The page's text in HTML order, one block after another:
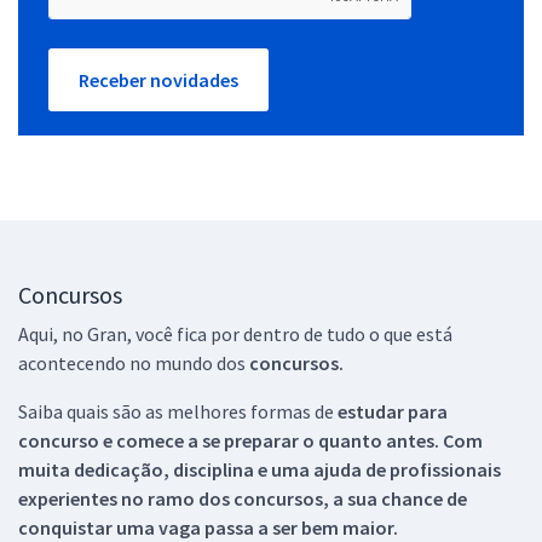
Receber novidades
Concursos
Aqui, no Gran, você fica por dentro de tudo o que está
acontecendo no mundo dos concursos.
Saiba quais são as melhores formas de estudar para
concurso e comece a se preparar o quanto antes. Com
muita dedicação, disciplina e uma ajuda de profissionais
experientes no ramo dos concursos, a sua chance de
conquistar uma vaga passa a ser bem maior.